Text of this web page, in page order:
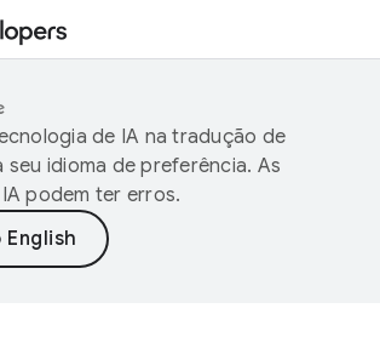
de IA na tradução de
idioma de preferência. As
podem ter erros.